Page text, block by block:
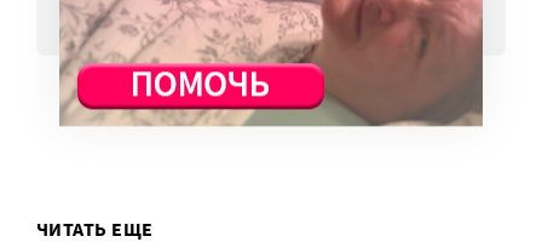
ВСЕ НОВОСТИ
ЧИТАТЬ ЕЩЕ